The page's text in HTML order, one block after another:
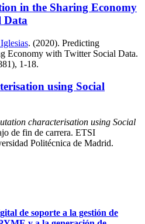
in the Sharing Economy
Data
. (2020). Predicting
Economy with Twitter Social Data.
1-18.
using Social
characterisation using Social
de fin de carrera. ETSI
Politécnica de Madrid.
de soporte a la gestión de